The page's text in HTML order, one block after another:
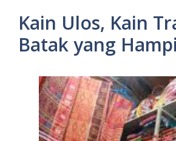
Kain Ulos, Kain
Batak yang